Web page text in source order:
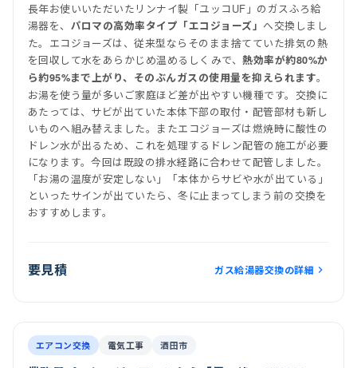
長年お使いいただいたリンナイ製「ユッコUF」のガスふろ給
湯器を、 パロマの高効率タイプ「エコジョーズ」 へ交換しまし
た。エコジョーズは、従来型ならそのまま捨てていた排気の熱
を回収して水をあらかじめ温めるしくみで、熱効率が約80%か
ら約95%まで上がり、そのぶんガスの使用量を抑えられます。
お湯を使う量が多いご家庭ほど差が出やすい機種です。交換に
あたっては、サビが出ていた本体下部の取付・配管部材も新し
いものへ組み替えました。またエコジョーズは燃焼時に酸性の
ドレン水が出るため、これを処理するドレン配管の施工が必要
になります。今回は既設の排水経路に合わせて配管しました。
「お湯の温度が安定しない」「本体からサビや水が出ている」
といったサインが出ていたら、冬に止まってしまう前の交換を
おすすめします。
要見積 ガス給湯器交換の詳細
施工後 室内機 室外機
エアコン交換 電気工事 酒田市